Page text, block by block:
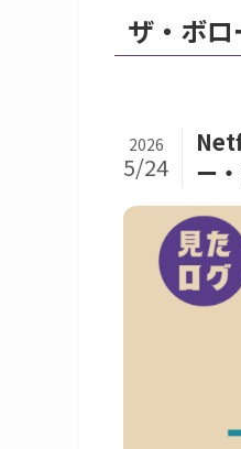
ザ・ボロ
ー
2026
5/24